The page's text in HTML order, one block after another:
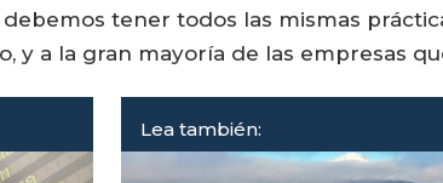
tener todos las mismas
y a la gran mayoría de las empresas
Lea también: